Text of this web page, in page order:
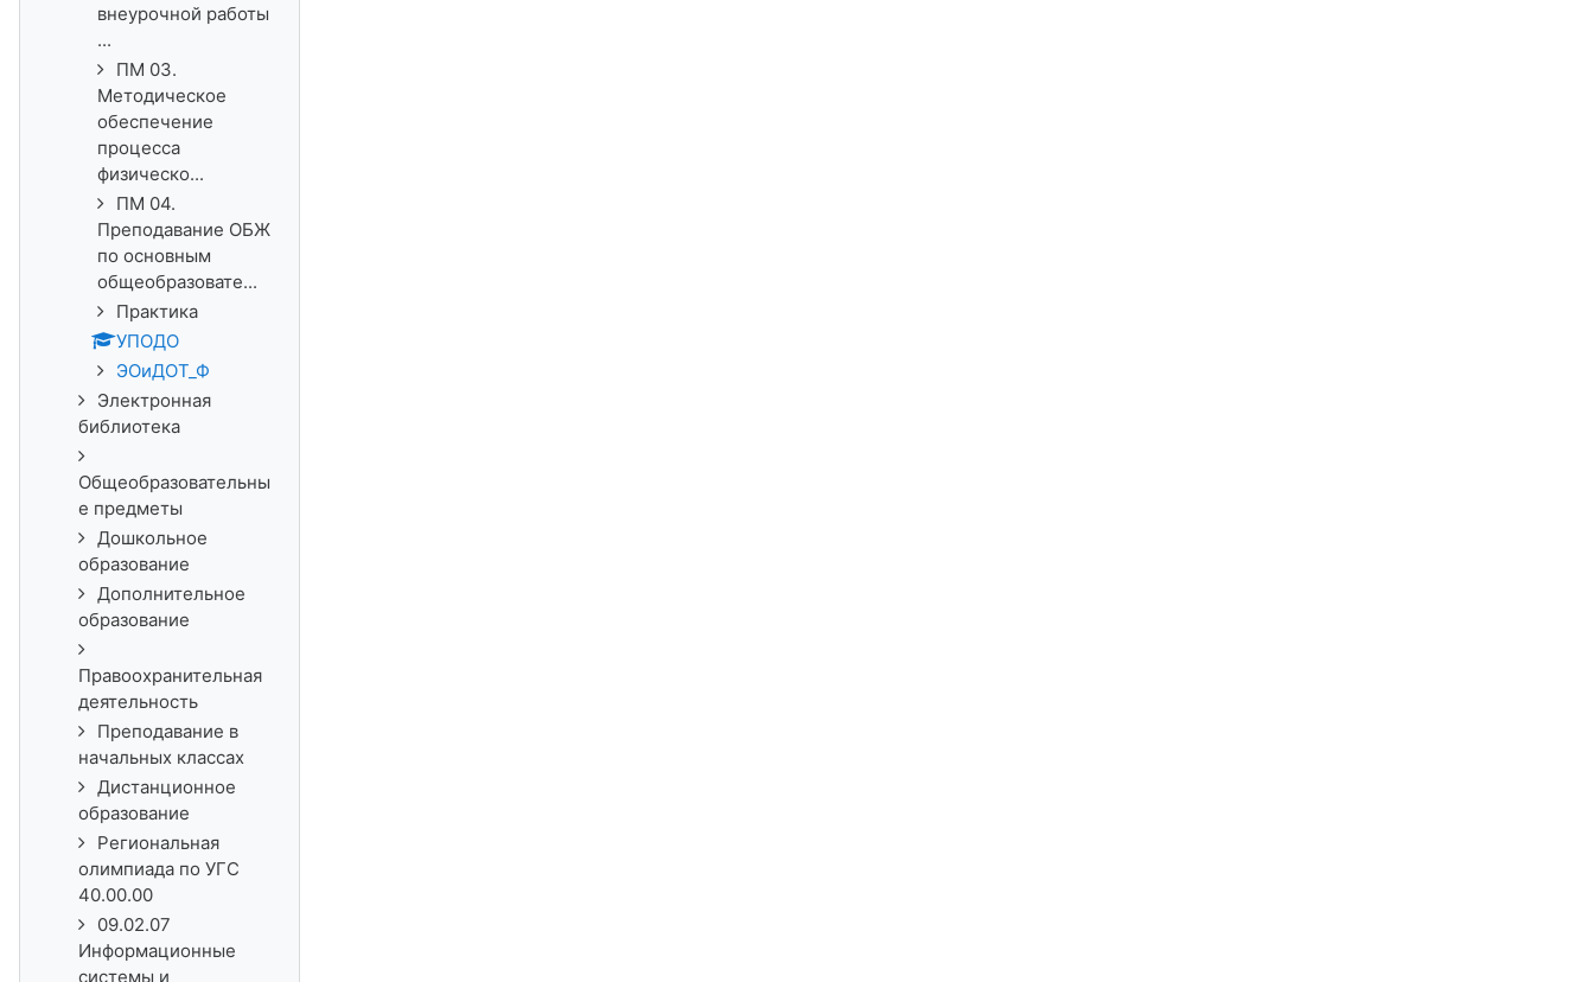
внеурочной работы
...
ПМ 03.
Методическое
обеспечение
процесса
физическо...
ПМ 04.
Преподавание ОБЖ
по основным
общеобразовате...
Практика
УПОДО
ЭОиДОТ_Ф
Электронная
библиотека
Общеобразовательны
е предметы
Дошкольное
образование
Дополнительное
образование
Правоохранительная
деятельность
Преподавание в
начальных классах
Дистанционное
образование
Региональная
олимпиада по УГС
40.00.00
09.02.07
Информационные
системы и